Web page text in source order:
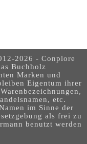
2026 - Conplore
Buchholz
Marken und
Eigentum ihrer
etc.
im Sinne der
als frei zu
benutzt werden